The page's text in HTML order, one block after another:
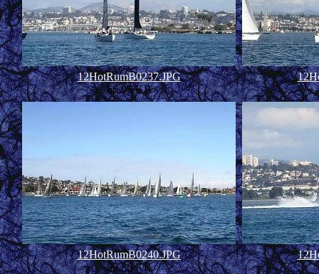
12HotRumB0237.JPG
66.95 KB
12HotRumB0240.JPG
69.86 KB